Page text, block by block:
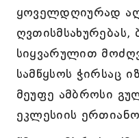
ყოველდღიურად
სიყვარულით
სამწყსოს ჭირსაც
მეუფე ამბროსი
ეკლესიის